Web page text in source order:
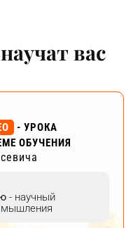
вас
- УРОКА
ОБУЧЕНИЯ
- научный
мышления